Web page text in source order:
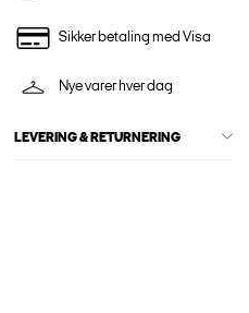
Sikker betaling med Visa
Nye varer hver dag
LEVERING & RETURNERING